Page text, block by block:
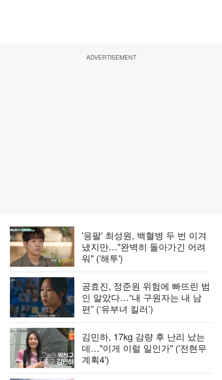
ADVERTISEMENT
'응팔' 최성원, 백혈병 두 번 이겨
냈지만…"완벽히 돌아가긴 어려
워" ('해투')
공효진, 정준원 위험에 빠뜨린 범
인 알았다…“내 구원자는 내 남
편” (‘유부녀 킬러’)
김민하, 17kg 감량 후 난리 났는
데…"이게 이럴 일인가" ('전현무
계획4')